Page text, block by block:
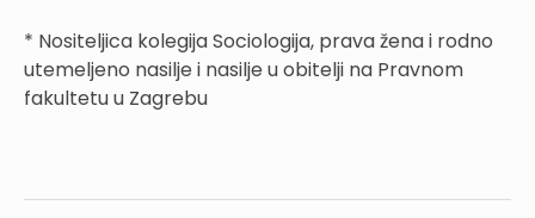
* Nositeljica kolegija Sociologija, prava žena i rodno
utemeljeno nasilje i nasilje u obitelji na Pravnom
fakultetu u Zagrebu